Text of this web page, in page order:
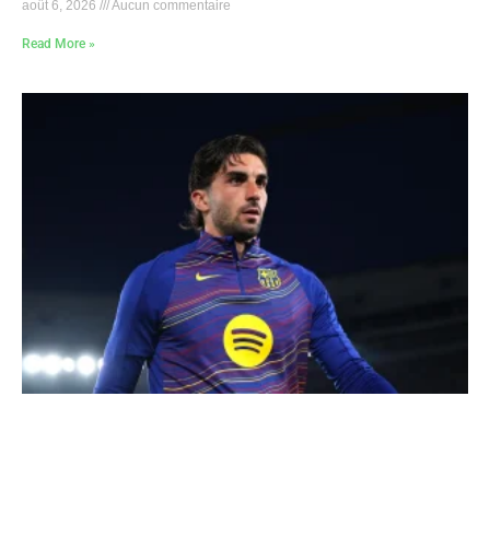
août 6, 2026 Aucun commentaire
Read More »